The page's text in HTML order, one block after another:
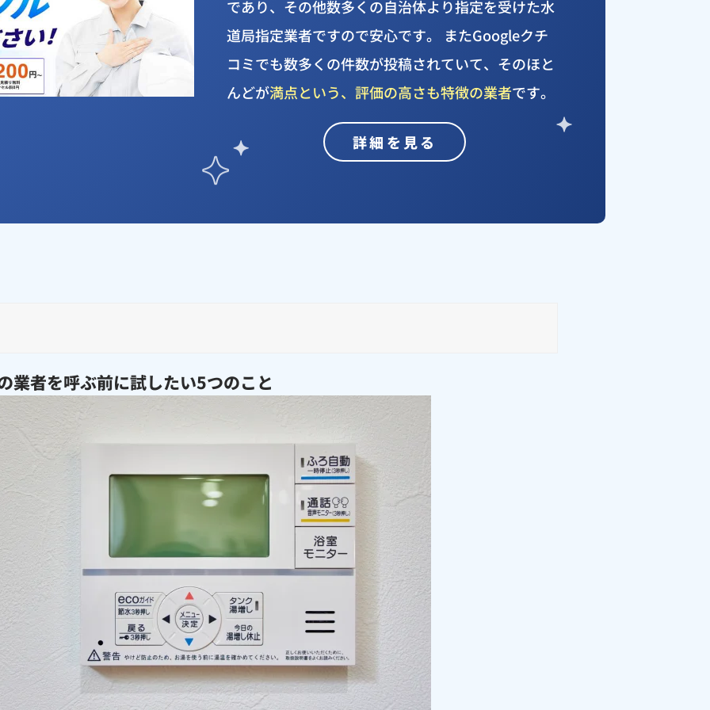
であり、その他数多くの自治体より指定を受けた水
道局指定業者ですので安心です。 またGoogleクチ
コミでも数多くの件数が投稿されていて、そのほと
んどが満点という、評価の高さも特徴の業者です。
詳細を見る
業者を呼ぶ前に試したい5つのこと